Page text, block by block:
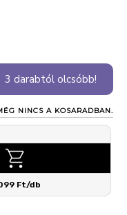
3 darabtól olcsóbb!
NINCS A KOSARADBAN.
Ft/db